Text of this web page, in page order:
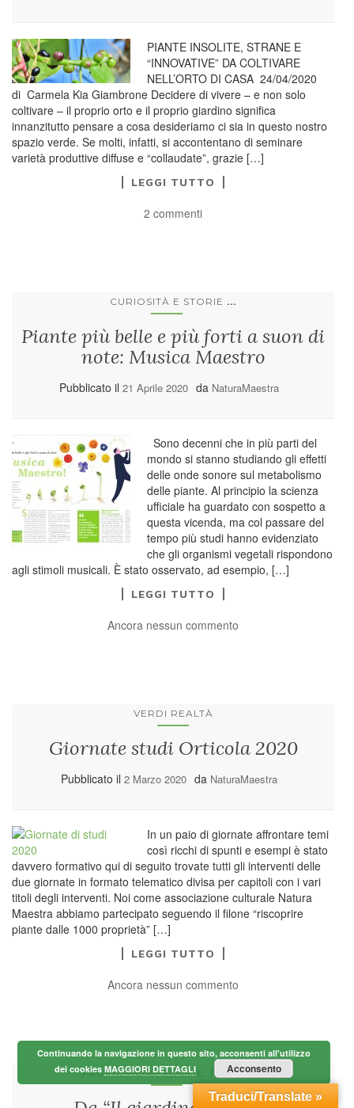
PIANTE INSOLITE, STRANE E
“INNOVATIVE” DA COLTIVARE
NELL’ORTO DI CASA 24/04/2020
di Carmela Kia Giambrone Decidere di vivere – e non solo
coltivare – il proprio orto e il proprio giardino significa
innanzitutto pensare a cosa desideriamo ci sia in questo nostro
spazio verde. Se molti, infatti, si accontentano di seminare
varietà produttive diffuse e “collaudate”, grazie […]
LEGGI TUTTO
2 commenti
CURIOSITÀ E STORIE ...
Piante più belle e più forti a suon di
note: Musica Maestro
Pubblicato il 21 Aprile 2020 da NaturaMaestra
Sono decenni che in più parti del
mondo si stanno studiando gli effetti
delle onde sonore sul metabolismo
delle piante. Al principio la scienza
ufficiale ha guardato con sospetto a
questa vicenda, ma col passare del
tempo più studi hanno evidenziato
che gli organismi vegetali rispondono
agli stimoli musicali. È stato osservato, ad esempio, […]
LEGGI TUTTO
Ancora nessun commento
VERDI REALTÀ
Giornate studi Orticola 2020
Pubblicato il 2 Marzo 2020 da NaturaMaestra
In un paio di giornate affrontare temi
così ricchi di spunti e esempi è stato
davvero formativo qui di seguito trovate tutti gli interventi delle
due giornate in formato telematico divisa per capitoli con i vari
titoli degli interventi. Noi come associazione culturale Natura
Maestra abbiamo partecipato seguendo il filone “riscoprire
piante dalle 1000 proprietà” […]
LEGGI TUTTO
Ancora nessun commento
FRUTTI, FIORI, FOGLIE, RADICI. ...
Traduci/Translate »
Continuando la navigazione in questo sito, acconsenti all'utilizzo
dei cookiesMAGGIORI DETTAGLI Acconsento